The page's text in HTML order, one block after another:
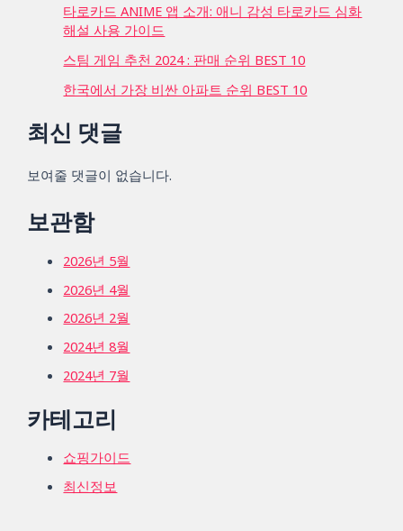
타로카드 ANIME 앱 소개: 애니 감성 타로카드 심화
해설 사용 가이드
스팀 게임 추천 2024 : 판매 순위 BEST 10
한국에서 가장 비싼 아파트 순위 BEST 10
최신 댓글
보여줄 댓글이 없습니다.
보관함
2026년 5월
2026년 4월
2026년 2월
2024년 8월
2024년 7월
카테고리
쇼핑가이드
최신정보